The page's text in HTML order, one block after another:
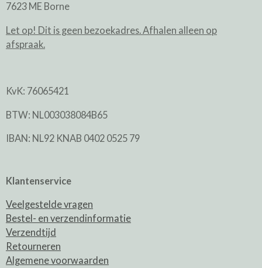
7623 ME Borne
Let op! Dit is geen bezoekadres. Afhalen alleen op
afspraak.
KvK: 76065421
BTW: NL003038084B65
IBAN: NL92 KNAB 0402 0525 79
Klantenservice
Veelgestelde vragen
Bestel- en verzendinformatie
Verzendtijd
Retourneren
Algemene voorwaarden